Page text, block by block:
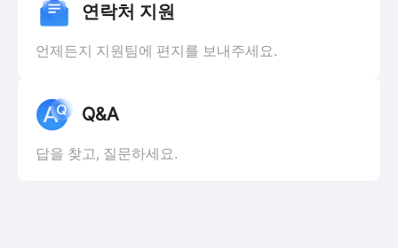
연락처 지원
언제든지 지원팀에 편지를 보내주세요.
Q&A
답을 찾고, 질문하세요.